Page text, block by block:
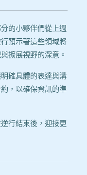
的小夥伴們從上週
預示著這些領域將
擴展視野的深意。
確具體的表達與溝
，以確保資訊的準
行結束後，迎接更